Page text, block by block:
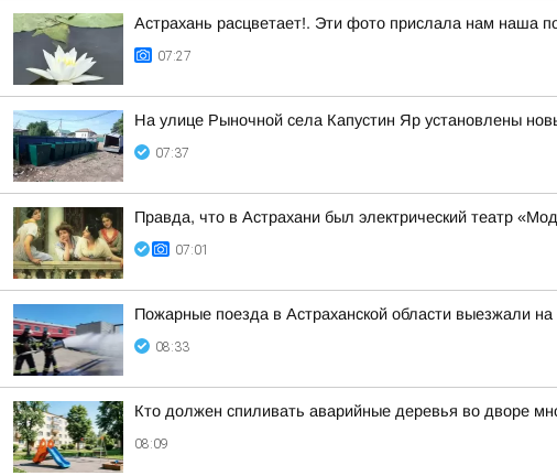
Астрахань расцветает!. Эти фото прислала нам наша
07:27
На улице Рыночной села Капустин Яр установлены
07:37
Правда, что в Астрахани был электрический театр
07:01
Пожарные поезда в Астраханской области выезжали
08:33
Кто должен спиливать аварийные деревья во дворе
08:09